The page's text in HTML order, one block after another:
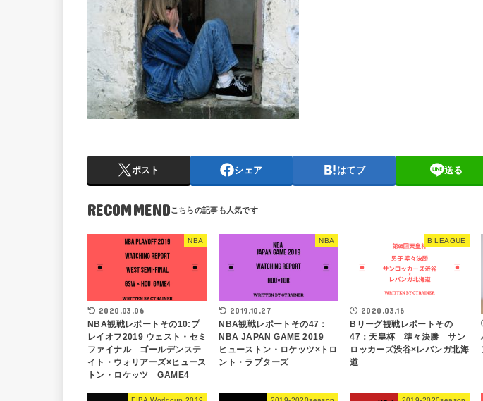
ポスト シェア はてブ 送る
RECOMMEND
NBA
2020.03.06
NBA観戦レポートその10:プ
レイオフ2019 ウェスト・セミ
ファイナル ゴールデンステ
イト・ウォリアーズ×ヒュース
トン・ロケッツ GAME4
NBA
2019.10.27
NBA観戦レポートその47：
NBA JAPAN GAME 2019
ヒューストン・ロケッツ×トロ
ント・ラプターズ
B LEAGUE
2020.03.16
Bリーグ観戦レポートその
47：天皇杯 準々決勝 サン
ロッカーズ渋谷×レバンガ北海
道